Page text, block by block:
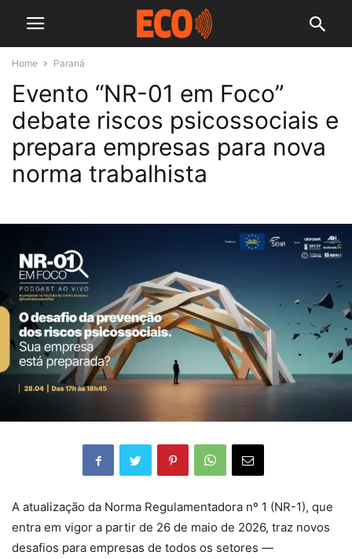
Home Paraná
Evento “NR-01 em Foco”
debate riscos psicossociais e
prepara empresas para nova
norma trabalhista
A atualização da Norma Regulamentadora nº 1 (NR-1), que
entra em vigor a partir de 26 de maio de 2026, traz novos
desafios para empresas de todos os setores —